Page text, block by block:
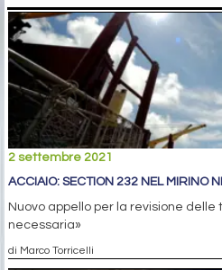
2 settembre 2021
ACCIAIO: SECTION 232 NEL MIRINO
Nuovo appello per la revisione delle
necessaria»
di Marco Torricelli